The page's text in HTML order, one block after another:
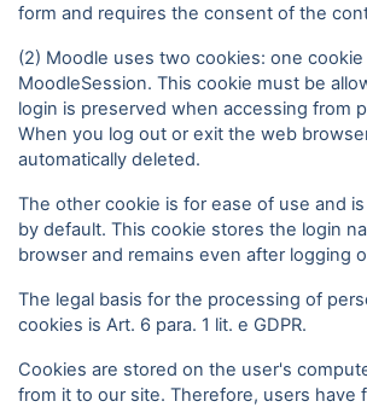
form and requires the consent of the
(2) Moodle uses two cookies: one cookie
MoodleSession. This cookie must be
login is preserved when accessing from
When you log out or exit the web
automatically deleted.
The other cookie is for ease of use and
by default. This cookie stores the login
browser and remains even after logging
The legal basis for the processing of
cookies is Art. 6 para. 1 lit. e GDPR.
Cookies are stored on the user's
from it to our site. Therefore, users have